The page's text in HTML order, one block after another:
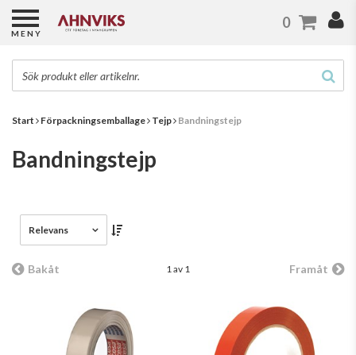
Start Förpackningsemballage Tejp Bandningstejp
Bandningstejp
Relevans
Bakåt 1 av 1 Framåt
MENY
0